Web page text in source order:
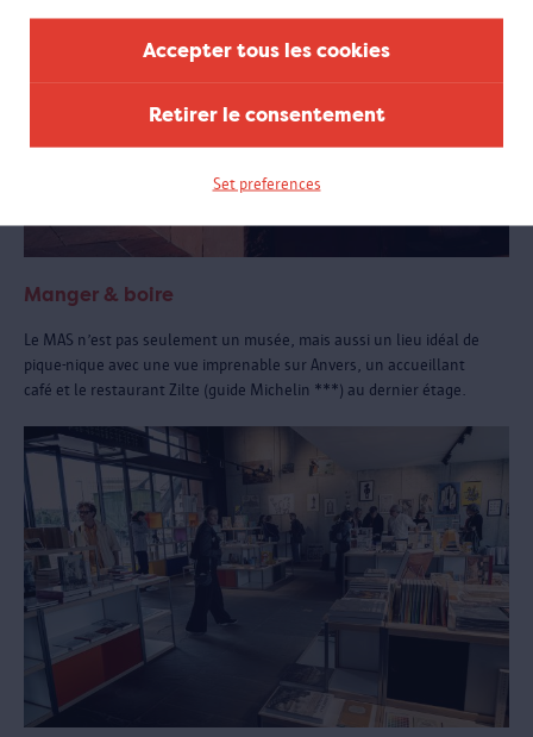
Accepter tous les cookies
Retirer le consentement
Set preferences
Manger & boire
Le MAS n’est pas seulement un musée, mais aussi un lieu idéal de
pique-nique avec une vue imprenable sur Anvers, un accueillant
café et le restaurant Zilte (guide Michelin ***) au dernier étage.